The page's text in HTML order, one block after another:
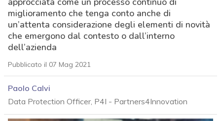
miglioramento che tenga conto anche di
un’attenta considerazione degli elementi di novità
che emergono dal contesto o dall’interno
dell’azienda
Pubblicato il 07 Mag 2021
Paolo Calvi
Data Protection Officer, P4I - Partners4Innovation